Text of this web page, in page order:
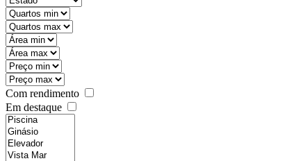
Com rendimento
Em destaque